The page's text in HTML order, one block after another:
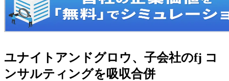
ユナイトアンドグロウ、子会社のfj コ
ンサルティングを吸収合併